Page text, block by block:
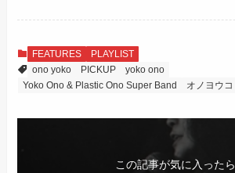
FEATURES
PLAYLIST
ono yoko
PICKUP
yoko ono
Yoko Ono & Plastic Ono Super Band
オノヨウコ
この記事が気に入ったら